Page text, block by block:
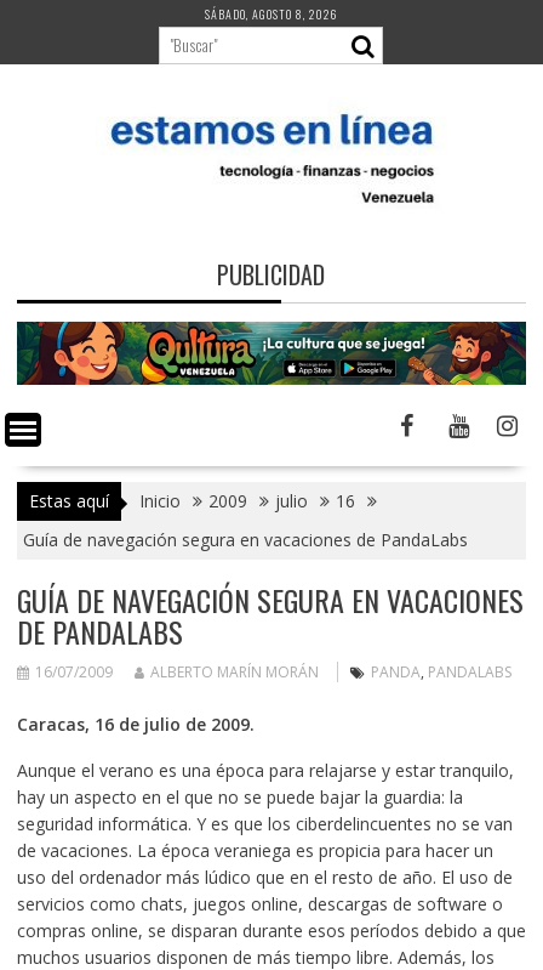
contenido
SÁBADO, AGOSTO 8, 2026
PUBLICIDAD
Estas aquí Inicio 2009 julio
16
Guía de navegación segura en vacaciones de PandaLabs
GUÍA DE NAVEGACIÓN SEGURA EN VACACIONES
DE PANDALABS
16/07/2009 ALBERTO MARÍN MORÁN PANDA, PANDALABS
Caracas, 16 de julio de 2009.
Aunque el verano es una época para relajarse y estar tranquilo,
hay un aspecto en el que no se puede bajar la guardia: la
seguridad informática. Y es que los ciberdelincuentes no se van
de vacaciones. La época veraniega es propicia para hacer un
uso del ordenador más lúdico que en el resto de año. El uso de
servicios como chats, juegos online, descargas de software o
compras online, se disparan durante esos períodos debido a que
muchos usuarios disponen de más tiempo libre. Además, los